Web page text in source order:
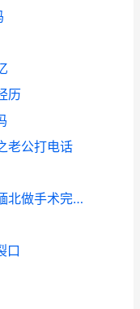
历
老公打电话
老公带我去缅北治病 老公带我去缅北做手术完整版
口